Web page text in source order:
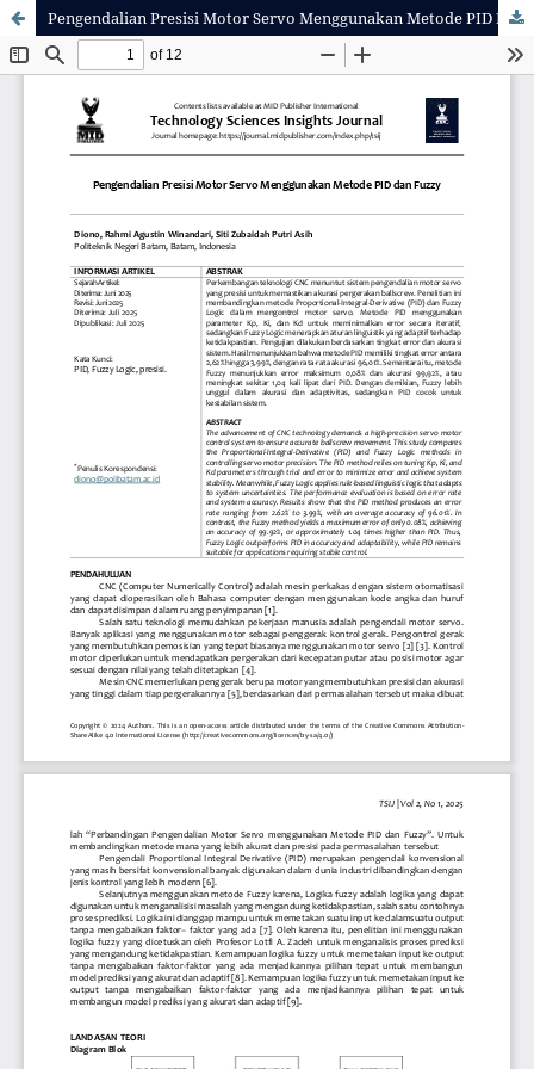
Pengendalian Presisi Motor Servo Menggunakan Metode PID Dan Fuzzy